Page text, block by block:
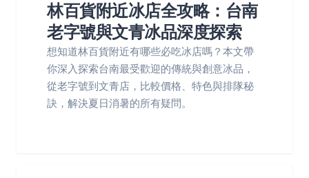
林百貨附近冰店全攻略：台南
老字號與文青冰品深度探索
想知道林百貨附近有哪些必吃冰店嗎？本文帶
你深入探索台南最受歡迎的傳統與創意冰品，
從老字號到文青店，比較價格、特色與排隊秘
訣，解決夏日消暑的所有疑問。